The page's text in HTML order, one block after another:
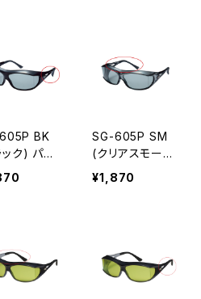
BK
ック) パー
ンプル
SG-605P SM
(クリアスモー
ク) パーツ 右テ
ンプル
¥1,870